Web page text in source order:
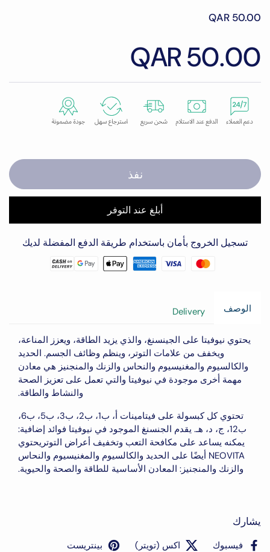
QAR 50.00
QAR 50.00
نفذ
أبلغ عند التوفر
تسجيل الخروج بأمان باستخدام طريقة الدفع المفضلة لديك
الوصف Delivery
يحتوي نيوفيتا على الجينسنغ، والذي يزيد الطاقة، ويعزز المناعة،
ويخفف من علامات التوتر، وينظم وظائف الجسم. الحديد
والكالسيوم والمغنيسيوم والنحاس والزنك والمنجنيز هي معادن
مهمة أخرى موجودة في نيوفيتا والتي تعمل على تعزيز الصحة
والنشاط والطاقة.
تحتوي كل كبسولة على فيتامينات أ، ب1، ب2، ب3، ب5، ب6،
ب12، ج، د، هـ. يقدم الجنسنغ الموجود في نيوفيتا فوائد إضافية:
يمكنه يساعد على مكافحة التعب وتخفيف أعراض التوتر يحتوي
NEOVITA أيضًا على الحديد والكالسيوم والمغنيسيوم والنحاس
والزنك والمنجنيز: المعادن الأساسية للطاقة والصحة والحيوية.
يشارك
فيسبوك اكس (تويتر) بينتريست